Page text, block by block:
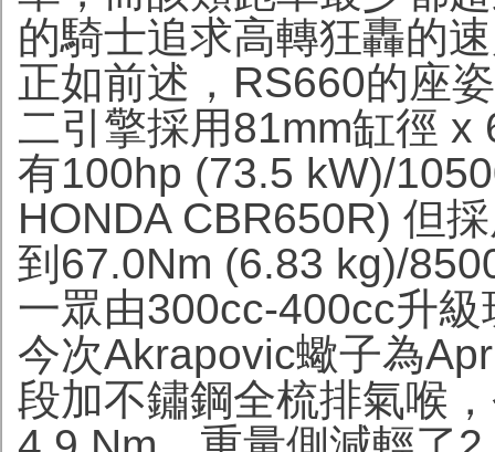
的騎士追求高轉狂轟的
正如前述，RS660的座
二引擎採用81mm缸徑 x
有100hp (73.5 kW)/
HONDA CBR650R) 但
到67.0Nm (6.83 kg)/
一眾由300cc-400cc升
今次Akrapovic蠍子為
段加不鏽鋼全梳排氣喉